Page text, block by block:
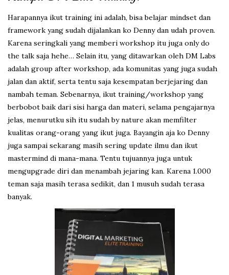
Harapannya ikut training ini adalah, bisa belajar mindset dan
framework yang sudah dijalankan ko Denny dan udah proven.
Karena seringkali yang memberi workshop itu juga only do
the talk saja hehe… Selain itu, yang ditawarkan oleh DM Labs
adalah group after workshop, ada komunitas yang juga sudah
jalan dan aktif, serta tentu saja kesempatan berjejaring dan
nambah teman. Sebenarnya, ikut training/workshop yang
berbobot baik dari sisi harga dan materi, selama pengajarnya
jelas, menurutku sih itu sudah by nature akan memfilter
kualitas orang-orang yang ikut juga. Bayangin aja ko Denny
juga sampai sekarang masih sering update ilmu dan ikut
mastermind di mana-mana. Tentu tujuannya juga untuk
mengupgrade diri dan menambah jejaring kan. Karena 1.000
teman saja masih terasa sedikit, dan 1 musuh sudah terasa
banyak.